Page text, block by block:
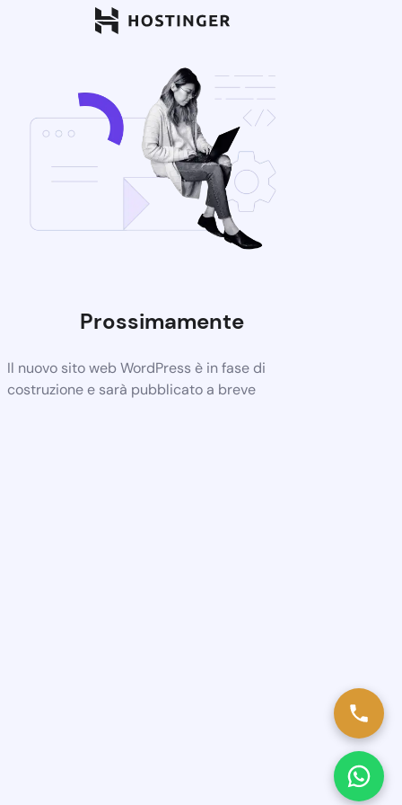
Prossimamente
Il nuovo sito web WordPress è in fase di
costruzione e sarà pubblicato a breve